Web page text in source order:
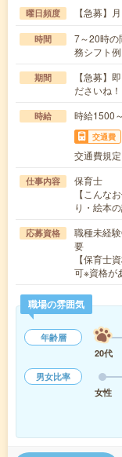
曜日頻度 【急募】
時間
7～20時の
務シフト
期間
【急募】
ださいね！
時給 時給1500
交通費
交通費規
仕事内容
保育士
【こんな
り・絵本
応募資格
職種未経
要
【保育士
可※資格が
職場の雰囲気
年齢層
20代
男女比率
女性